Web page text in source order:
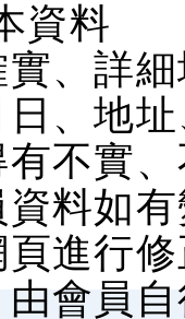
資料
、詳
、地
不實
資料如
頁進行
會員